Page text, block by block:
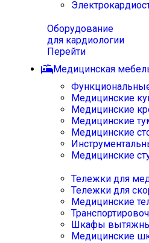
Оборудование
для кардиологии
Перейти
Медицинская
Медицинские
Медицинские
Медицинские
Медицинские
Медицинские
Тележки для
Тележки для
Медицинские
Шкафы
Медицинские